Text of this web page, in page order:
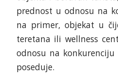
prednost u odnosu na
na primer, objekat u
teretana ili wellness
odnosu na konkurenciju
poseduje.